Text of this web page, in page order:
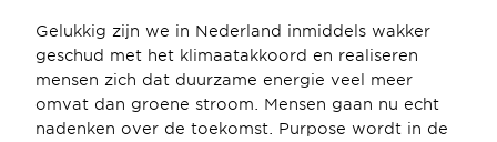
Gelukkig zijn we in Nederland inmiddels wakker
geschud met het klimaatakkoord en realiseren
mensen zich dat duurzame energie veel meer
omvat dan groene stroom. Mensen gaan nu echt
nadenken over de toekomst. Purpose wordt in de